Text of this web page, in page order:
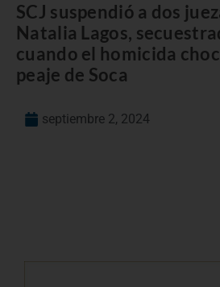
SCJ suspendió a dos
Natalia Lagos,
cuando el homicida
peaje de Soca
septiembre 2, 2024